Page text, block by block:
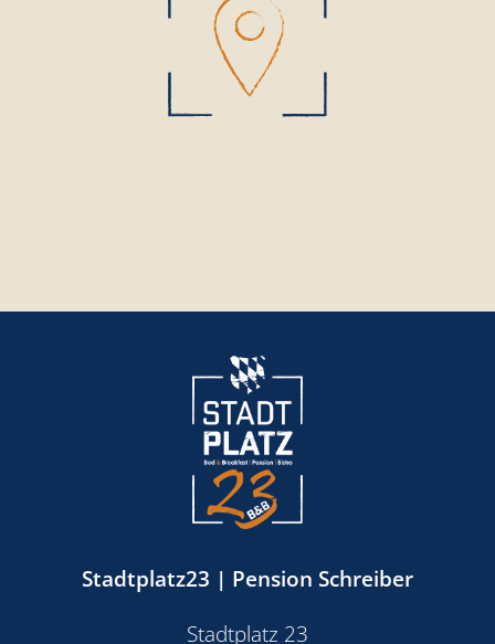
Stadtplatz23 | Pension Schreiber
Stadtplatz 23